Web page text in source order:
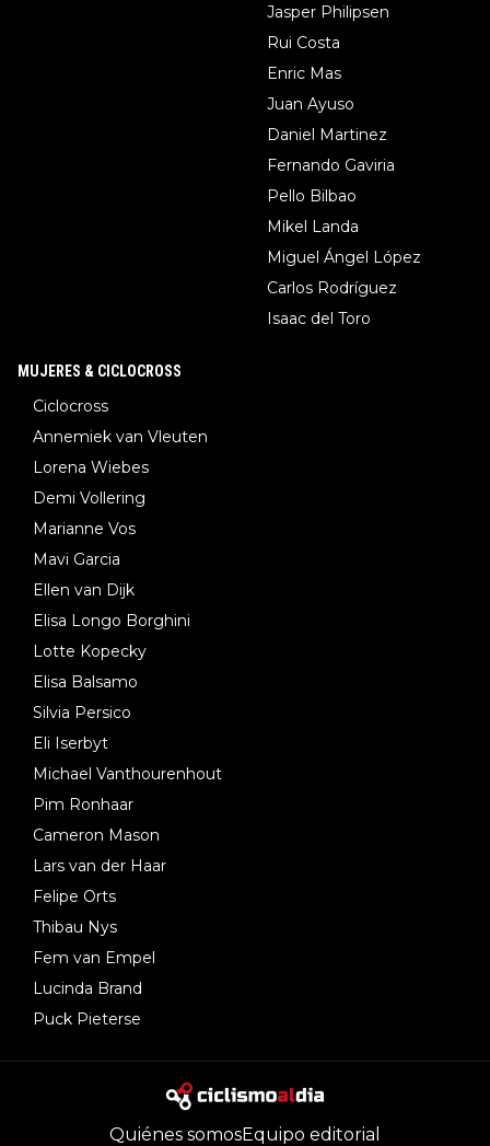
Jasper Philipsen
Rui Costa
Enric Mas
Juan Ayuso
Daniel Martinez
Fernando Gaviria
Pello Bilbao
Mikel Landa
Miguel Ángel López
Carlos Rodríguez
Isaac del Toro
MUJERES & CICLOCROSS
Ciclocross
Annemiek van Vleuten
Lorena Wiebes
Demi Vollering
Marianne Vos
Mavi Garcia
Ellen van Dijk
Elisa Longo Borghini
Lotte Kopecky
Elisa Balsamo
Silvia Persico
Eli Iserbyt
Michael Vanthourenhout
Pim Ronhaar
Cameron Mason
Lars van der Haar
Felipe Orts
Thibau Nys
Fem van Empel
Lucinda Brand
Puck Pieterse
Quiénes somosEquipo editorial